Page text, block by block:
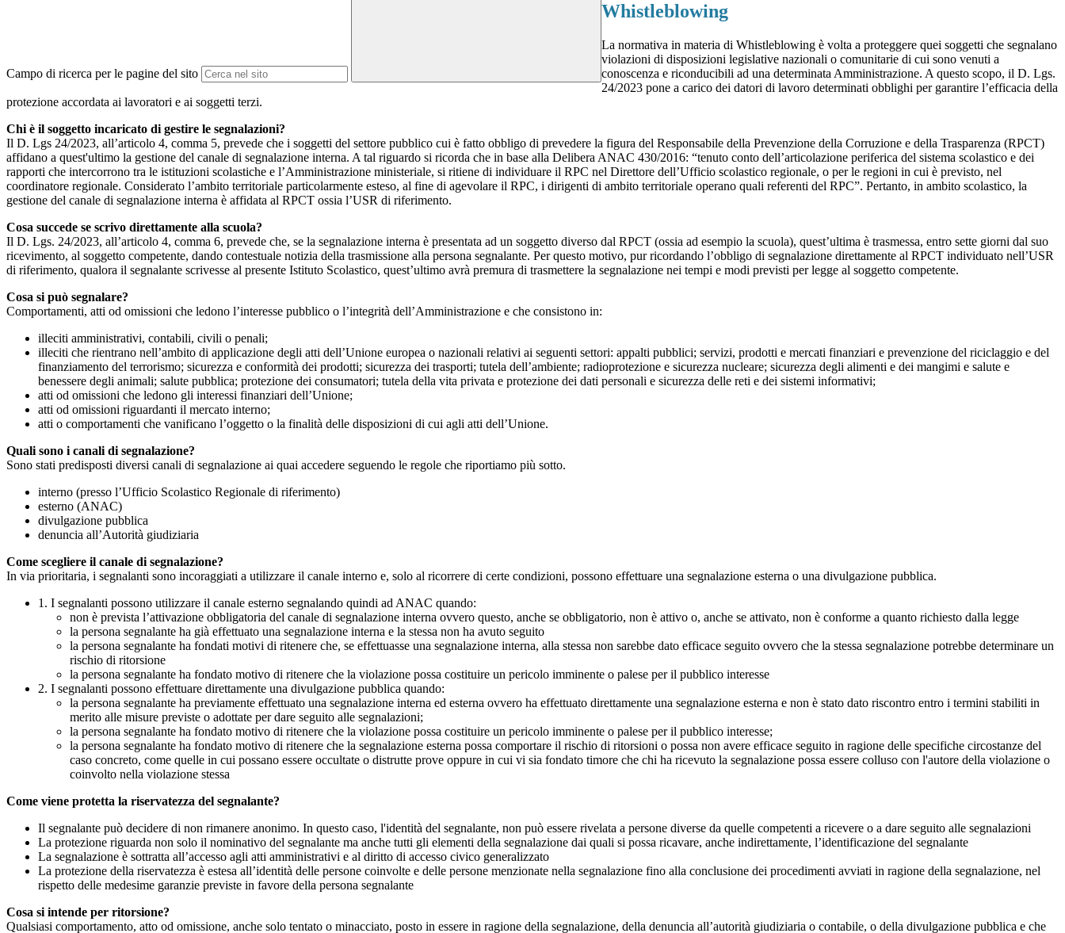
Campo di ricerca per le pagine del sito
Whistleblowing
La normativa in materia di Whistleblowing è volta a proteggere quei soggetti che segnalano
violazioni di disposizioni legislative nazionali o comunitarie di cui sono venuti a
conoscenza e riconducibili ad una determinata Amministrazione. A questo scopo, il D. Lgs.
24/2023 pone a carico dei datori di lavoro determinati obblighi per garantire l’efficacia della
protezione accordata ai lavoratori e ai soggetti terzi.
Chi è il soggetto incaricato di gestire le segnalazioni?
Il D. Lgs 24/2023, all’articolo 4, comma 5, prevede che i soggetti del settore pubblico cui è fatto obbligo di prevedere la figura del Responsabile della Prevenzione della Corruzione e della Trasparenza (RPCT)
affidano a quest'ultimo la gestione del canale di segnalazione interna. A tal riguardo si ricorda che in base alla Delibera ANAC 430/2016: “tenuto conto dell’articolazione periferica del sistema scolastico e dei
rapporti che intercorrono tra le istituzioni scolastiche e l’Amministrazione ministeriale, si ritiene di individuare il RPC nel Direttore dell’Ufficio scolastico regionale, o per le regioni in cui è previsto, nel
coordinatore regionale. Considerato l’ambito territoriale particolarmente esteso, al fine di agevolare il RPC, i dirigenti di ambito territoriale operano quali referenti del RPC”. Pertanto, in ambito scolastico, la
gestione del canale di segnalazione interna è affidata al RPCT ossia l’USR di riferimento.
Cosa succede se scrivo direttamente alla scuola?
Il D. Lgs. 24/2023, all’articolo 4, comma 6, prevede che, se la segnalazione interna è presentata ad un soggetto diverso dal RPCT (ossia ad esempio la scuola), quest’ultima è trasmessa, entro sette giorni dal suo
ricevimento, al soggetto competente, dando contestuale notizia della trasmissione alla persona segnalante. Per questo motivo, pur ricordando l’obbligo di segnalazione direttamente al RPCT individuato nell’USR
di riferimento, qualora il segnalante scrivesse al presente Istituto Scolastico, quest’ultimo avrà premura di trasmettere la segnalazione nei tempi e modi previsti per legge al soggetto competente.
Cosa si può segnalare?
Comportamenti, atti od omissioni che ledono l’interesse pubblico o l’integrità dell’Amministrazione e che consistono in:
illeciti amministrativi, contabili, civili o penali;
illeciti che rientrano nell’ambito di applicazione degli atti dell’Unione europea o nazionali relativi ai seguenti settori: appalti pubblici; servizi, prodotti e mercati finanziari e prevenzione del riciclaggio e del
finanziamento del terrorismo; sicurezza e conformità dei prodotti; sicurezza dei trasporti; tutela dell’ambiente; radioprotezione e sicurezza nucleare; sicurezza degli alimenti e dei mangimi e salute e
benessere degli animali; salute pubblica; protezione dei consumatori; tutela della vita privata e protezione dei dati personali e sicurezza delle reti e dei sistemi informativi;
atti od omissioni che ledono gli interessi finanziari dell’Unione;
atti od omissioni riguardanti il mercato interno;
atti o comportamenti che vanificano l’oggetto o la finalità delle disposizioni di cui agli atti dell’Unione.
Quali sono i canali di segnalazione?
Sono stati predisposti diversi canali di segnalazione ai quai accedere seguendo le regole che riportiamo più sotto.
interno (presso l’Ufficio Scolastico Regionale di riferimento)
esterno (ANAC)
divulgazione pubblica
denuncia all’Autorità giudiziaria
Come scegliere il canale di segnalazione?
In via prioritaria, i segnalanti sono incoraggiati a utilizzare il canale interno e, solo al ricorrere di certe condizioni, possono effettuare una segnalazione esterna o una divulgazione pubblica.
1. I segnalanti possono utilizzare il canale esterno segnalando quindi ad ANAC quando:
non è prevista l’attivazione obbligatoria del canale di segnalazione interna ovvero questo, anche se obbligatorio, non è attivo o, anche se attivato, non è conforme a quanto richiesto dalla legge
la persona segnalante ha già effettuato una segnalazione interna e la stessa non ha avuto seguito
la persona segnalante ha fondati motivi di ritenere che, se effettuasse una segnalazione interna, alla stessa non sarebbe dato efficace seguito ovvero che la stessa segnalazione potrebbe determinare un
rischio di ritorsione
la persona segnalante ha fondato motivo di ritenere che la violazione possa costituire un pericolo imminente o palese per il pubblico interesse
2. I segnalanti possono effettuare direttamente una divulgazione pubblica quando:
la persona segnalante ha previamente effettuato una segnalazione interna ed esterna ovvero ha effettuato direttamente una segnalazione esterna e non è stato dato riscontro entro i termini stabiliti in
merito alle misure previste o adottate per dare seguito alle segnalazioni;
la persona segnalante ha fondato motivo di ritenere che la violazione possa costituire un pericolo imminente o palese per il pubblico interesse;
la persona segnalante ha fondato motivo di ritenere che la segnalazione esterna possa comportare il rischio di ritorsioni o possa non avere efficace seguito in ragione delle specifiche circostanze del
caso concreto, come quelle in cui possano essere occultate o distrutte prove oppure in cui vi sia fondato timore che chi ha ricevuto la segnalazione possa essere colluso con l'autore della violazione o
coinvolto nella violazione stessa
Come viene protetta la riservatezza del segnalante?
Il segnalante può decidere di non rimanere anonimo. In questo caso, l'identità del segnalante, non può essere rivelata a persone diverse da quelle competenti a ricevere o a dare seguito alle segnalazioni
La protezione riguarda non solo il nominativo del segnalante ma anche tutti gli elementi della segnalazione dai quali si possa ricavare, anche indirettamente, l’identificazione del segnalante
La segnalazione è sottratta all’accesso agli atti amministrativi e al diritto di accesso civico generalizzato
La protezione della riservatezza è estesa all’identità delle persone coinvolte e delle persone menzionate nella segnalazione fino alla conclusione dei procedimenti avviati in ragione della segnalazione, nel
rispetto delle medesime garanzie previste in favore della persona segnalante
Cosa si intende per ritorsione?
Qualsiasi comportamento, atto od omissione, anche solo tentato o minacciato, posto in essere in ragione della segnalazione, della denuncia all’autorità giudiziaria o contabile, o della divulgazione pubblica e che